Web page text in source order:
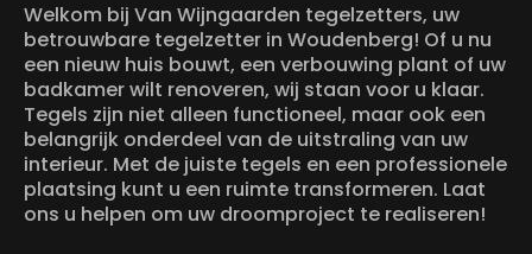
Welkom bij Van Wijngaarden tegelzetters, uw
betrouwbare tegelzetter in Woudenberg! Of u nu
een nieuw huis bouwt, een verbouwing plant of uw
badkamer wilt renoveren, wij staan voor u klaar.
Tegels zijn niet alleen functioneel, maar ook een
belangrijk onderdeel van de uitstraling van uw
interieur. Met de juiste tegels en een professionele
plaatsing kunt u een ruimte transformeren. Laat
ons u helpen om uw droomproject te realiseren!